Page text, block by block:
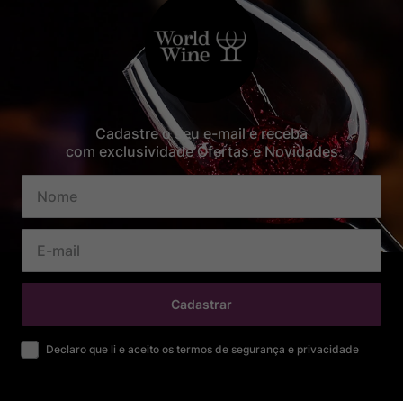
Cadastre o seu e-mail e receba
com exclusividade Ofertas e Novidades
Cadastrar
Declaro que li e aceito os termos de segurança e privacidade